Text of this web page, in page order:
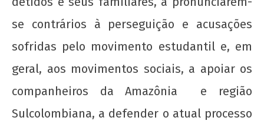
se contrários à perseguição e acusações
sofridas pelo movimento estudantil e, em
geral, aos movimentos sociais, a apoiar os
companheiros da Amazônia e região
Sulcolombiana, a defender o atual processo